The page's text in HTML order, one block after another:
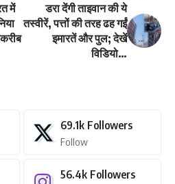
में
डरा देंगी ताइवान की ये
तस्वीरें, पत्तों की तरह ढह गईं
इमारतें और पुल; देखें
विडियो…
69.1k Followers
Follow
56.4k Followers